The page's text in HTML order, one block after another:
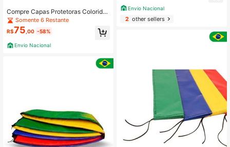
Compre Capas Protetoras Coloridas
para Isotubo de Cama Elástica Pula
Pula - 15 unidades
Somente 6 Restante
R$75 ,00 -58%
Envio Nacional
Envio Nacional
2other sellers